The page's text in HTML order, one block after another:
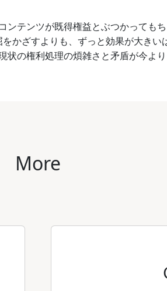
テンツが既得権益とぶつかっても
かざすよりも、ずっと効果が大き
状の権利処理の煩雑さと矛盾が今よ
More